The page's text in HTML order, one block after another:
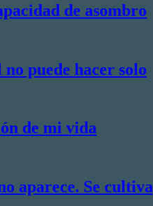
de asombro
puede hacer solo
de mi vida
aparece. Se cultiva